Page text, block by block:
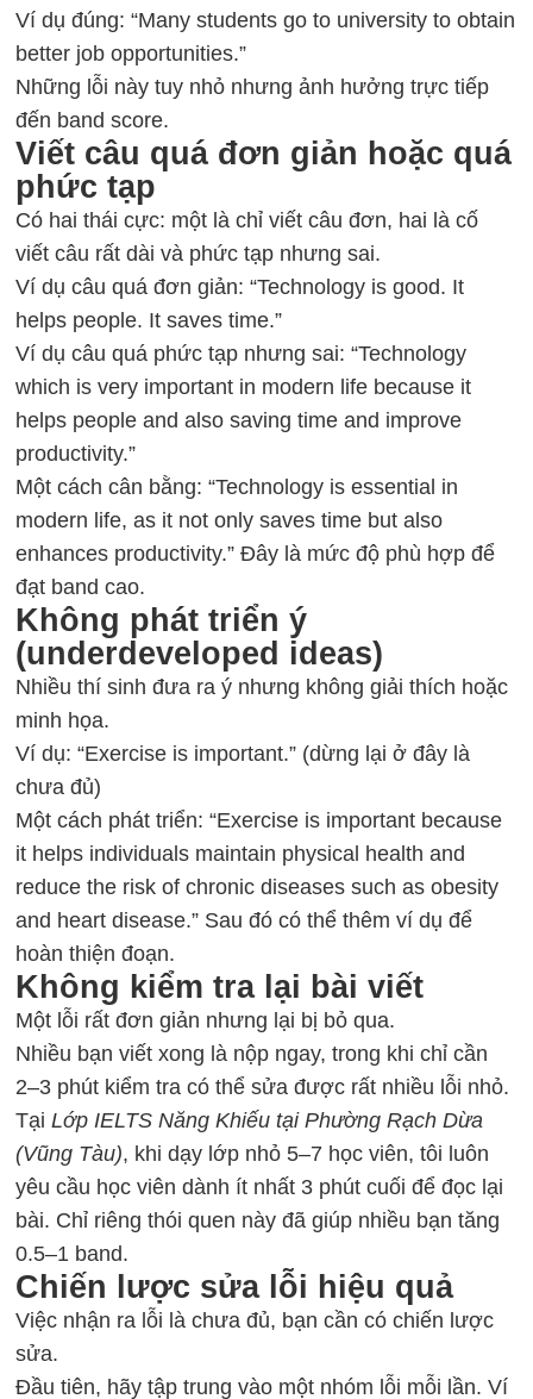
Ví dụ đúng: “Many students go to university to obtain
better job opportunities.”
Những lỗi này tuy nhỏ nhưng ảnh hưởng trực tiếp
đến band score.
Viết câu quá đơn giản hoặc quá
phức tạp
Có hai thái cực: một là chỉ viết câu đơn, hai là cố
viết câu rất dài và phức tạp nhưng sai.
Ví dụ câu quá đơn giản: “Technology is good. It
helps people. It saves time.”
Ví dụ câu quá phức tạp nhưng sai: “Technology
which is very important in modern life because it
helps people and also saving time and improve
productivity.”
Một cách cân bằng: “Technology is essential in
modern life, as it not only saves time but also
enhances productivity.” Đây là mức độ phù hợp để
đạt band cao.
Không phát triển ý
(underdeveloped ideas)
Nhiều thí sinh đưa ra ý nhưng không giải thích hoặc
minh họa.
Ví dụ: “Exercise is important.” (dừng lại ở đây là
chưa đủ)
Một cách phát triển: “Exercise is important because
it helps individuals maintain physical health and
reduce the risk of chronic diseases such as obesity
and heart disease.” Sau đó có thể thêm ví dụ để
hoàn thiện đoạn.
Không kiểm tra lại bài viết
Một lỗi rất đơn giản nhưng lại bị bỏ qua.
Nhiều bạn viết xong là nộp ngay, trong khi chỉ cần
2–3 phút kiểm tra có thể sửa được rất nhiều lỗi nhỏ.
TạiLớp IELTS Năng Khiếu tại Phường Rạch Dừa
(Vũng Tàu), khi dạy lớp nhỏ 5–7 học viên, tôi luôn
yêu cầu học viên dành ít nhất 3 phút cuối để đọc lại
bài. Chỉ riêng thói quen này đã giúp nhiều bạn tăng
0.5–1 band.
Chiến lược sửa lỗi hiệu quả
Việc nhận ra lỗi là chưa đủ, bạn cần có chiến lược
sửa.
Đầu tiên, hãy tập trung vào một nhóm lỗi mỗi lần. Ví